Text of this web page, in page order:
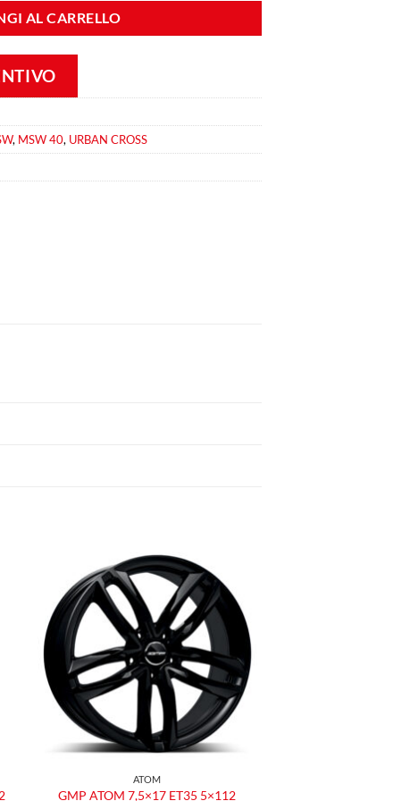
AL CARRELLO
, MSW 40, URBAN CROSS
Aggiungi
alla lista
dei
desideri
ATOM
GMP ATOM 7,5×17 ET35 5×112